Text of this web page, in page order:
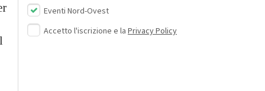
Eventi Nord-Ovest
Accetto l'iscrizione e la Privacy Policy